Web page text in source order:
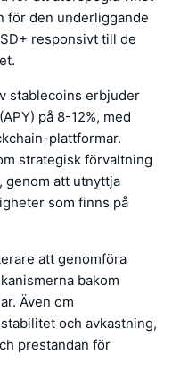
för den underliggande
responsivt till de
stablecoins erbjuder
på 8-12%, med
plattformar.
strategisk förvaltning
genom att utnyttja
som finns på
att genomföra
bakom
Även om
och avkastning,
prestandan för